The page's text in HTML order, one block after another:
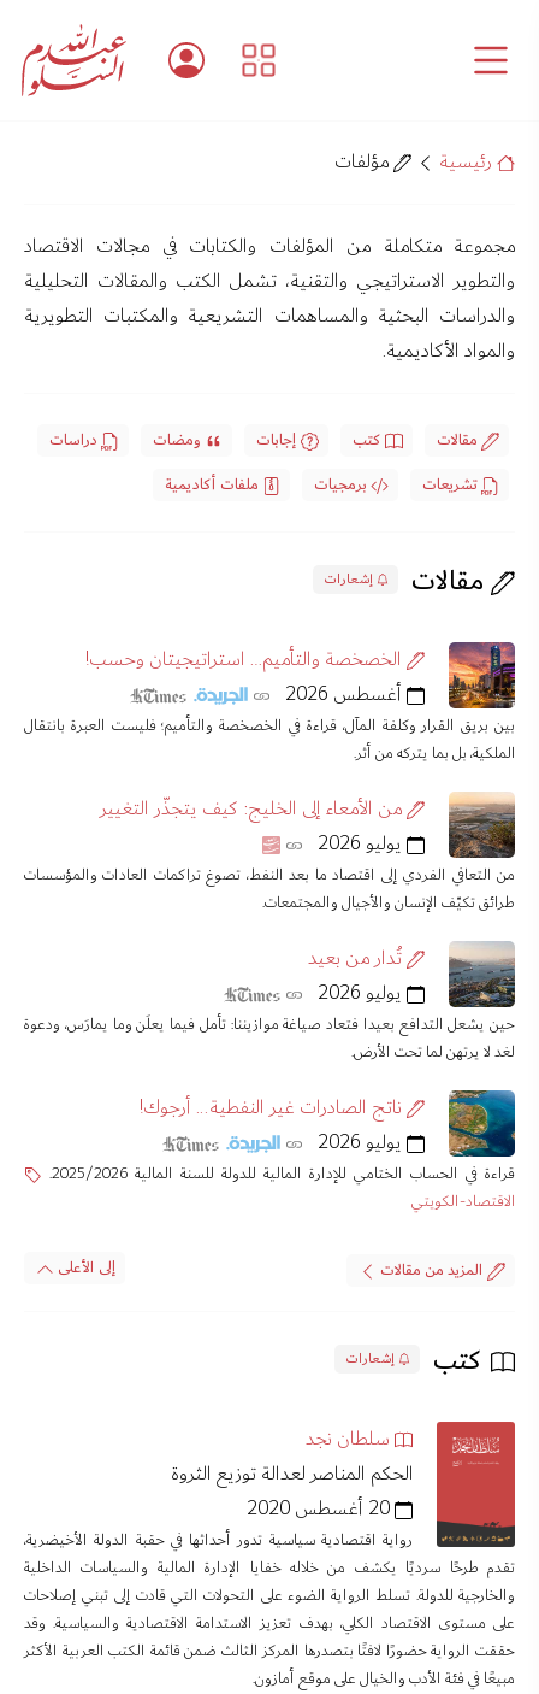
رئيسية مؤلفات
مجموعة متكاملة من المؤلفات والكتابات في مجالات الاقتصاد
والتطوير الاستراتيجي والتقنية، تشمل الكتب والمقالات التحليلية
والدراسات البحثية والمساهمات التشريعية والمكتبات التطويرية
والمواد الأكاديمية.
مقالات كتب إجابات ومضات
دراسات
تشريعات
برمجيات ملفات أكاديمية
مقالات إشعارات
الخصخصة والتأميم… استراتيجيتان وحسب!
أغسطس 2026
بين بريق القرار وكلفة المآل، قراءة في الخصخصة والتأميم؛ فليست العبرة بانتقال
الملكية، بل بما يتركه من أثر.
من الأمعاء إلى الخليج: كيف يتجذّر التغيير
يوليو 2026
من التعافي الفردي إلى اقتصاد ما بعد النفط، تصوغ تراكمات العادات والمؤسسات
طرائق تكيّف الإنسان والأجيال والمجتمعات.
تُدار من بعيد
يوليو 2026
حين يشعل التدافع بعيدا فتعاد صياغة موازيننا: تأمل فيما يعلَن وما يمارَس، ودعوة
لغد لا يرتهن لما تحت الأرض.
ناتج الصادرات غير النفطية... أرجوك!
يوليو 2026
قراءة في الحساب الختامي للإدارة المالية للدولة للسنة المالية 2025/2026.
الاقتصاد-الكويتي
المزيد من مقالات إلى الأعلى
كتب إشعارات
سلطان نجد
الحكم المناصر لعدالة توزيع الثروة
رواية اقتصادية سياسية تدور أحداثها في حقبة الدولة الأخيضرية،
تقدم طرحًا سرديًا يكشف من خلاله خفايا الإدارة المالية والسياسات الداخلية
والخارجية للدولة. تسلط الرواية الضوء على التحولات التي قادت إلى تبني إصلاحات
على مستوى الاقتصاد الكلي، بهدف تعزيز الاستدامة الاقتصادية والسياسية. وقد
حققت الرواية حضورًا لافتًا بتصدرها المركز الثالث ضمن قائمة الكتب العربية الأكثر
مبيعًا في فئة الأدب والخيال على موقع أمازون.